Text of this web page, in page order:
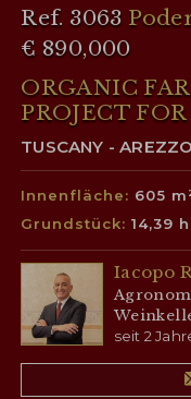
Ref. 3063
€ 890,000
ORGANIC
PROJECT
TUSCANY -
Innenfläche: 605
Grundstück:14,39
Iacopo
seit 2